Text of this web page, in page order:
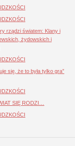
rządzi światem: Klany i
żydowskich i
się, że to była tylko gra”
SIĘ RODZI…